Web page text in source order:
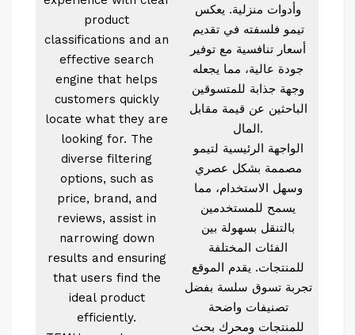
product
classifications and an
effective search
engine that helps
customers quickly
locate what they are
looking for. The
diverse filtering
options, such as
price, brand, and
reviews, assist in
narrowing down
results and ensuring
that users find the
ideal product
efficiently.
وأدوات منزلية. يعكس
تيمو فلسفته في تقديم
أسعار تنافسية مع توفير
جودة عالية، مما يجعله
وجهة جذابة للمتسوقين
الباحثين عن قيمة مقابل
المال.
الواجهة الرئيسية لتيمو
مصممة بشكل عصري
وسهل الاستخدام، مما
يسمح للمستخدمين
بالتنقل بسهولة بين
الفئات المختلفة
للمنتجات. يقدم الموقع
تجربة تسوق سلسة بفضل
تصنيفات واضحة
للمنتجات ومحرك بحث